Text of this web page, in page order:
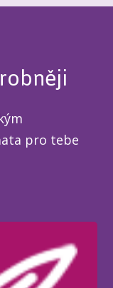
pro tebe